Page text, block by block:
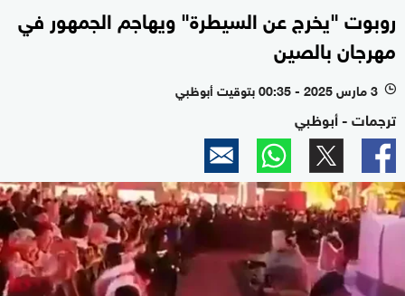
روبوت "يخرج عن السيطرة" ويهاجم الجمهور في
مهرجان بالصين
l 3 مارس 2025 - 00:35 بتوقيت أبوظبي
ترجمات - أبوظبي